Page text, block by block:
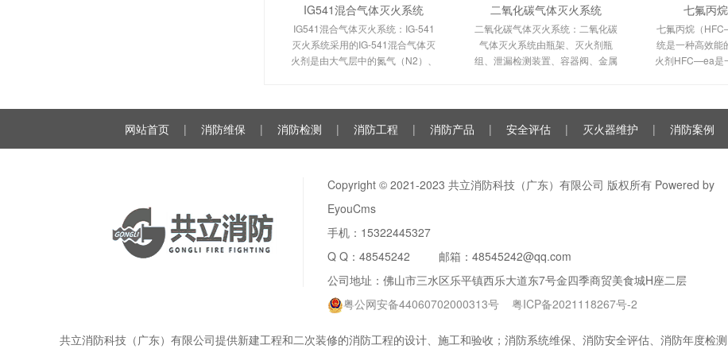
IG541混合气体灭火系统
IG541混合气体灭火系统：IG-541
灭火系统采用的IG-541混合气体灭
火剂是由大气层中的氮气（N2）、
例混合而成的一种灭火剂
二氧化碳气体灭火系统
二氧化碳气体灭火系统：二氧化碳
气体灭火系统由瓶架、灭火剂瓶
组、泄漏检测装置、容器阀、金属
反馈装置、灭火剂输送管、喷嘴、
驱动气体瓶组、电磁驱动
七氟丙
七氟丙烷（
统是一种高效能
火剂HFC—ea是
（ODP）为零
网站首页 | 消防维保 | 消防检测 | 消防工程 | 消防产品 | 安全评估 | 灭火器维护 | 消防案例
Copyright © 2021-2023 共立消防科技（广东）有限公司 版权所有 Powered by
EyouCms
手机：15322445327
Q Q： 48545242 邮箱：48545242@qq.com
公司地址：佛山市三水区乐平镇西乐大道东7号金四季商贸美食城H座二层
粤公网安备44060702000313号
粤ICP备2021118267号-2
共立消防科技（广东）有限公司提供新建工程和二次装修的消防工程的设计、施工和验收；消防系统维保、消防安全评估、消防年度检